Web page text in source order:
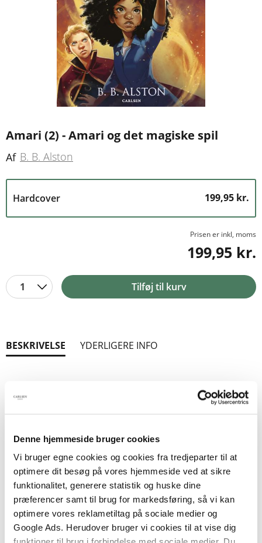
Denne hjemmeside bruger cookies
Vi bruger egne cookies og cookies fra tredjeparter til at
optimere dit besøg på vores hjemmeside ved at sikre
funktionalitet, generere statistik og huske dine
præferencer samt til brug for markedsføring, så vi kan
optimere vores reklametiltag på sociale medier og
Google Ads. Herudover bruger vi cookies til at vise dig
Amari (2) - Amari og det magiske spil
Af B. B. Alston
Hardcover 199,95 kr.
Prisen er inkl, moms
199,95 kr.
1 Tilføj til kurv
BESKRIVELSE YDERLIGERE INFO
Bind 2 i den magiske historie om Amari, der
kæmper for verden og mod fordomme!
overnaturlige hændelser. Her lærer hun alt om at
begå sig blandt mystiske væsener og holde fred i
verden. Men hun finder også ud af, at hun selv er
et af disse 'mystiske væsener', som de andre
elever ser skævt til. Amari er nemlig begavet med
en enorm magisk kraft, som mange gerne vil have
fingrene i. Amari selv prøver bare at passe sin
syge bror og komme igennem den udfordrende